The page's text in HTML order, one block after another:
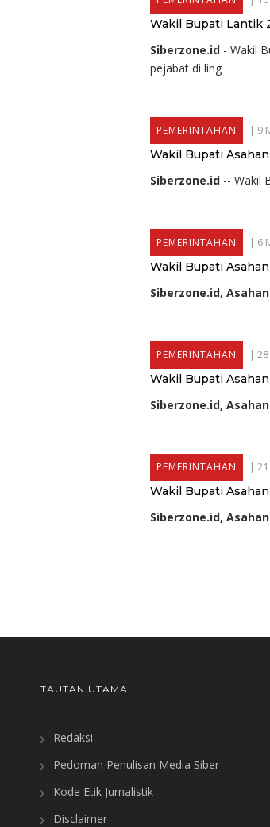
Wakil Bupati Lantik
Siberzone.id - Wakil
pejabat di ling
PEMERINTAHAN | 9
Wakil Bupati
Siberzone.id -- Wakil
PEMERINTAHAN | 6
Wakil Bupati
Siberzone.id, Asahan
PEMERINTAHAN |
Wakil Bupati
Siberzone.id, Asahan
PEMERINTAHAN |
Wakil Bupati
Siberzone.id, Asahan
TAUTAN UTAMA
Redaksi
Pedoman Penulisan Media Siber
Kode Etik Jurnalistik
Disclaimer